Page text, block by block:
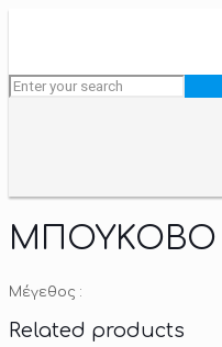
ΜΠΟΥΚΟΒΟ
Μέγεθος :
Related products